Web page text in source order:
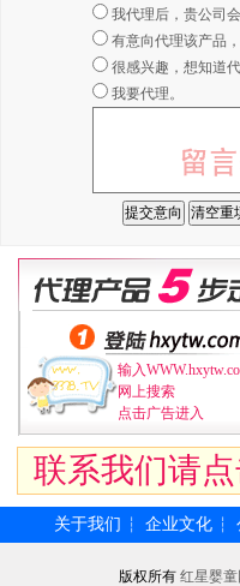
我代理后，贵公司
有意向代理该产品
很感兴趣，想知道
我要代理。
输入
网上搜索
点击广告进入
联系我们请
关于我们 ┆ 企业文化 ┆
版权所有 红星婴童